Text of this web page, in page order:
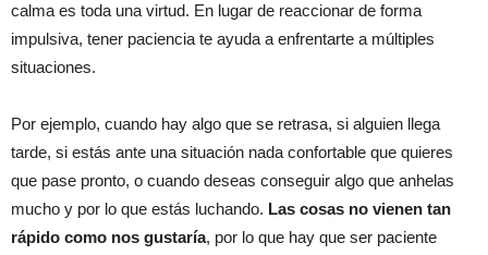
calma es toda una virtud. En lugar de reaccionar de forma
impulsiva, tener paciencia te ayuda a enfrentarte a múltiples
situaciones.
Por ejemplo, cuando hay algo que se retrasa, si alguien llega
tarde, si estás ante una situación nada confortable que quieres
que pase pronto, o cuando deseas conseguir algo que anhelas
mucho y por lo que estás luchando. Las cosas no vienen tan
rápido como nos gustaría, por lo que hay que ser paciente